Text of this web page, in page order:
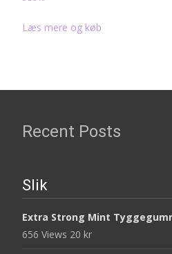
Læs mere og køb
Recent Posts
Slik
Extra Strong Mint
656 Views 20 kr